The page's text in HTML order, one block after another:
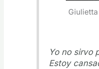
Yo no sirvo
Estoy